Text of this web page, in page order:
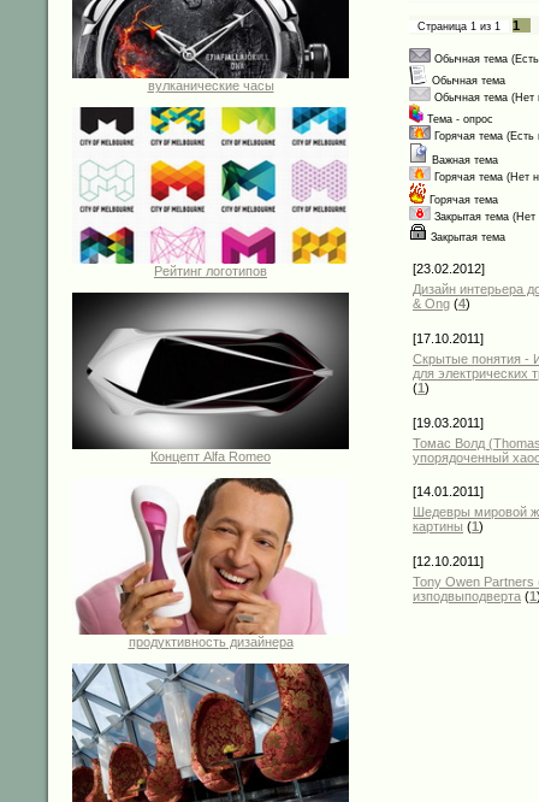
вулканические часы
Рейтинг логотипов
Концепт Alfa Romeo
продуктивность дизайнера
Страница 1 из 1 1
Обычная тема
Обычная тема
Обычная тема (Нет
Тема - опрос
Горячая тема
Важная тема
Горячая тема (Нет
Горячая тема
Закрытая тема
Закрытая тема
[23.02.2012]
Дизайн интерьера
& Ong (4)
[17.10.2011]
Скрытые понятия -
для электрических
(1)
[19.03.2011]
Томас Волд
упорядоченный
[14.01.2011]
Шедевры мировой
картины (1 )
[12.10.2011]
Tony Owen
изподвыподверта (1